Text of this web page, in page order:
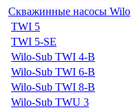
Скважинные насосы Wilo
TWI 5
TWI 5-SE
Wilo-Sub TWI 4-B
Wilo-Sub TWI 6-B
Wilo-Sub TWI 8-B
Wilo-Sub TWU 3